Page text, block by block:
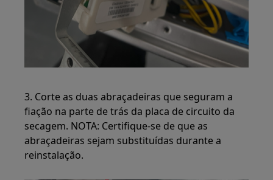
3. Corte as duas abraçadeiras que seguram a
fiação na parte de trás da placa de circuito da
secagem. NOTA: Certifique-se de que as
abraçadeiras sejam substituídas durante a
reinstalação.